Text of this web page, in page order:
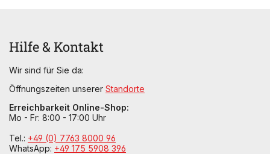
Hilfe & Kontakt
Wir sind für Sie da:
Öffnungszeiten unserer Standorte
Erreichbarkeit Online-Shop:
Mo - Fr: 8:00 - 17:00 Uhr
Tel.: +49 (0) 7763 8000 96
WhatsApp: +49 175 5908 396